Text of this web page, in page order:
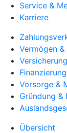
Service &
Karriere
Vermögen
Versicherung
Finanzierung
Vorsorge &
Gründung &
Übersicht